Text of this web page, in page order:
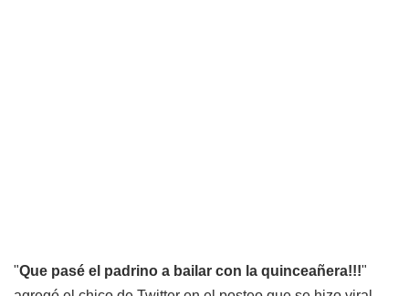
"Que pasé el padrino a bailar con la quinceañera!!!"